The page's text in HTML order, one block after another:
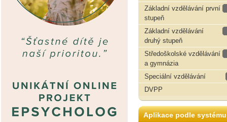
Základní vzdělávání první
stupeň
Základní vzdělávání
druhý stupeň
Středoškolské vzdělávání
a gymnázia
Speciální vzdělávání
DVPP
Aplikace podle systému